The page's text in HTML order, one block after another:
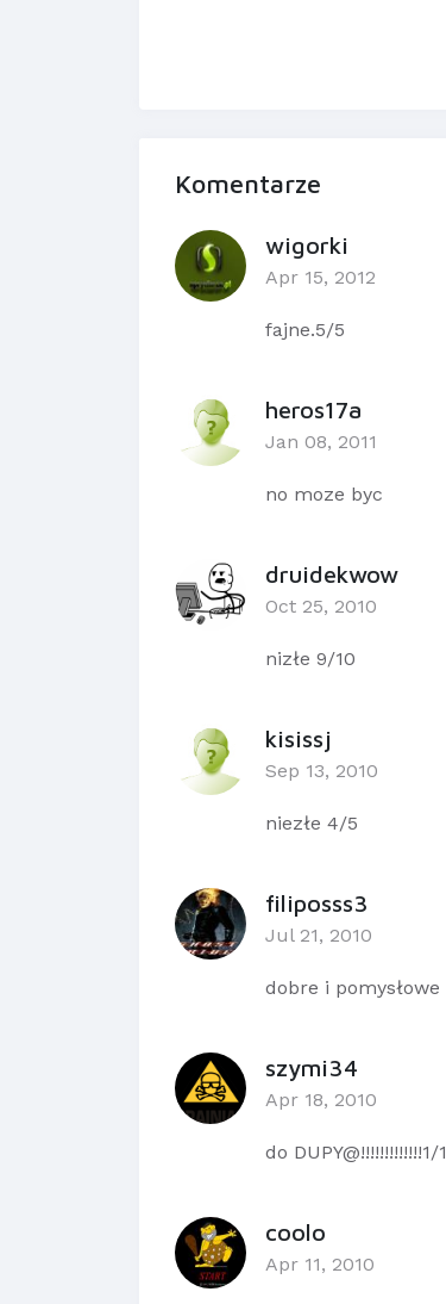
Komentarze
wigorki
Apr 15, 2012
fajne.5/5
heros17a
Jan 08, 2011
no moze byc
druidekwow
Oct 25, 2010
nizłe 9/10
kisissj
Sep 13, 2010
niezłe 4/5
filiposss3
Jul 21, 2010
dobre i pomysłowe
szymi34
Apr 18, 2010
do DUPY@!!!!!!!!!!!!!1/1
coolo
Apr 11, 2010